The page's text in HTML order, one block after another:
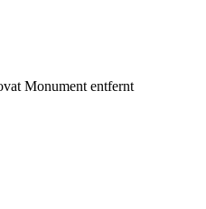
Monument entfernt